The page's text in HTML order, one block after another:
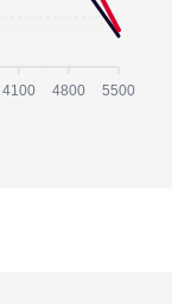
4100 4800 5500